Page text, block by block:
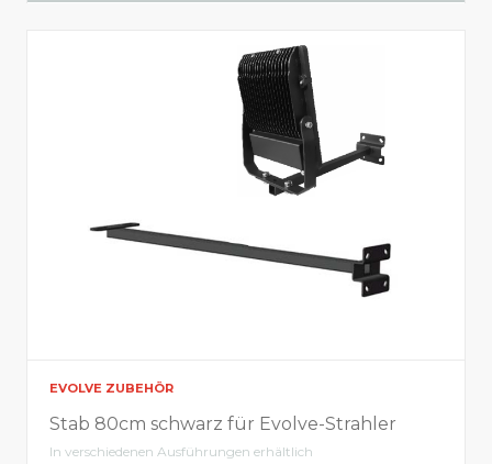
EVOLVE ZUBEHÖR
Stab 80cm schwarz für Evolve-Strahler
In verschiedenen Ausführungen erhältlich